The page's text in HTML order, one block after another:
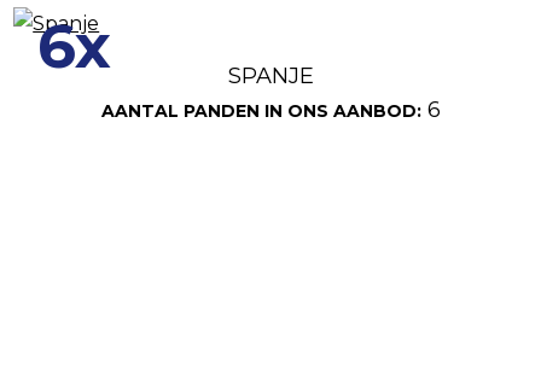
6x SPANJE
AANTAL PANDEN IN ONS AANBOD:6